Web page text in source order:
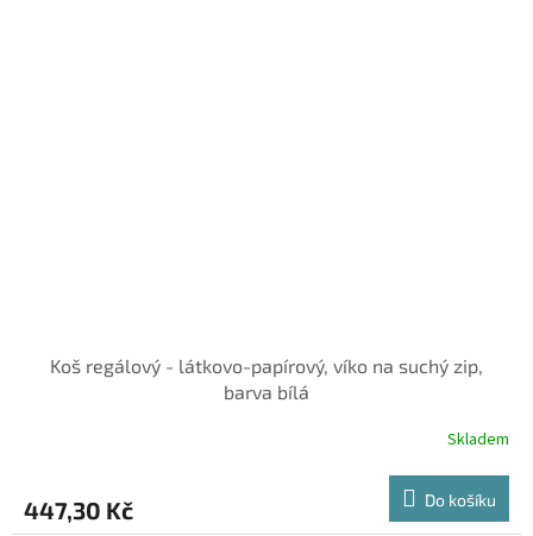
Koš regálový - látkovo-papírový, víko na suchý zip,
barva bílá
Skladem
447,30 Kč Do košíku